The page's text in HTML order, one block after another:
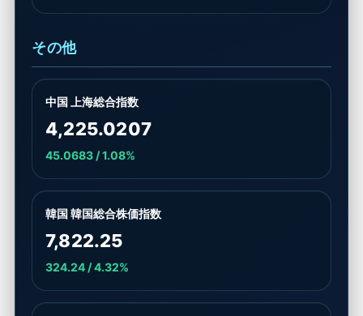
その他
中国 上海総合指数
4,225.0207
45.0683 / 1.08%
韓国 韓国総合株価指数
7,822.25
324.24 / 4.32%